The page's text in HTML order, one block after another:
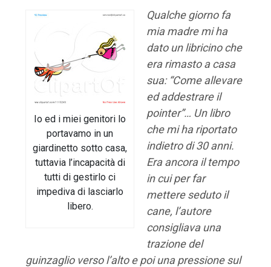
Io ed i miei genitori lo
portavamo in un
giardinetto sotto casa,
tuttavia l’incapacità di
tutti di gestirlo ci
impediva di lasciarlo
libero.
Qualche giorno fa
mia madre mi ha
dato un libricino che
era rimasto a casa
sua: “Come allevare
ed addestrare il
pointer”… Un libro
che mi ha riportato
indietro di 30 anni.
Era ancora il tempo
in cui per far
mettere seduto il
cane, l’autore
consigliava una
trazione del
guinzaglio verso l’alto e poi una pressione sul